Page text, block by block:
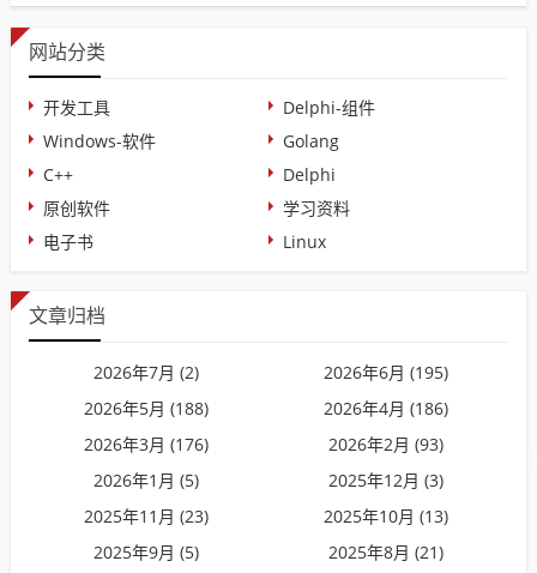
网站分类
开发工具
Delphi-组件
Windows-软件
Golang
C++
Delphi
原创软件
学习资料
电子书
Linux
文章归档
2026年7月 (2)
2026年6月 (195)
2026年5月 (188)
2026年4月 (186)
2026年3月 (176)
2026年2月 (93)
2026年1月 (5)
2025年12月 (3)
2025年11月 (23)
2025年10月 (13)
2025年9月 (5)
2025年8月 (21)